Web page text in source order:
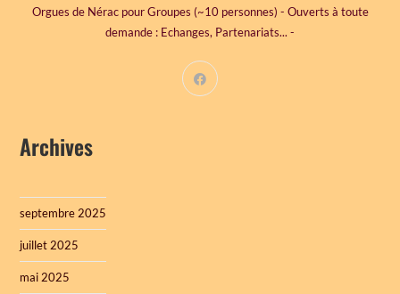
Orgues de Nérac pour Groupes (~10 personnes) - Ouverts à toute
demande : Echanges, Partenariats... -
Archives
septembre 2025
juillet 2025
mai 2025